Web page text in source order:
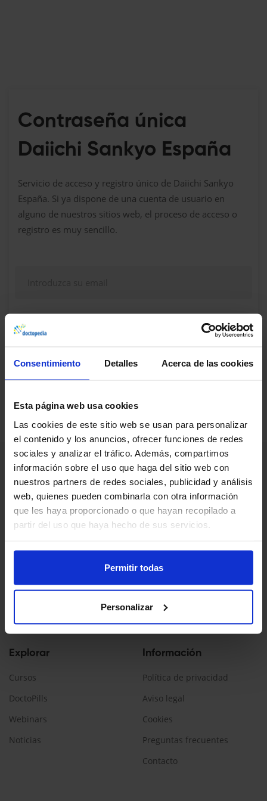
Consentimiento Detalles Acerca de las cookies
Esta página web usa cookies
Las cookies de este sitio web se usan para personalizar
el contenido y los anuncios, ofrecer funciones de redes
sociales y analizar el tráfico. Además, compartimos
información sobre el uso que haga del sitio web con
nuestros partners de redes sociales, publicidad y análisis
web, quienes pueden combinarla con otra información
que les haya proporcionado o que hayan recopilado a
partir del uso que haya hecho de sus servicios.
Permitir todas
Personalizar
Contraseña única
Daiichi Sankyo España
Servicio de acceso y registro único de Daiichi Sankyo
España. Si ya dispone de una cuenta de usuario en
alguno de nuestros sitios web, el proceso de acceso o
registro es muy sencillo.
¿Dudas, problemas? Consulte nuestra sección de
Preguntas frecuentes
profesionales sanitarios, que prescriban/dispensen
medicamentos en España.
Explorar
Cursos
DoctoPills
Webinars
Noticias
Información
Política de privacidad
Aviso legal
Cookies
Preguntas frecuentes
Contacto